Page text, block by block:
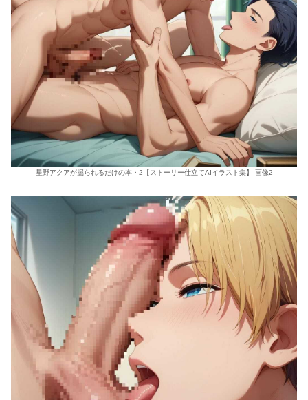
星野アクアが掘られるだけの本・2【ストーリー仕立てAIイラスト集】 画像2